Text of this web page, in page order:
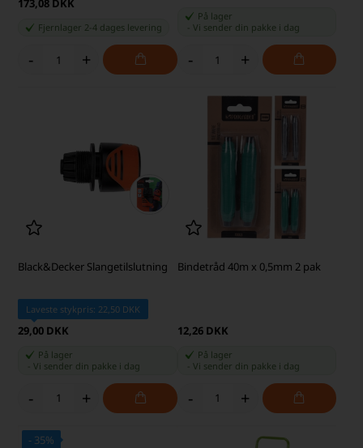
173,08 DKK
Fjernlager 2-4 dages levering
- +
På lager
Vi sender din pakke i dag
- +
Black&Decker Slangetilslutning
Laveste stykpris: 22,50 DKK
29,00 DKK
På lager
-Vi sender din pakke i dag
- +
Bindetråd 40m x 0,5mm 2 pak
12,26 DKK
På lager
Vi sender din pakke i dag
- +
- 35%